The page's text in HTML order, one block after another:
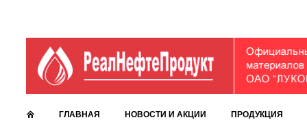
ГЛАВНАЯ НОВОСТИ И АКЦИИ ПРОДУКЦИЯ